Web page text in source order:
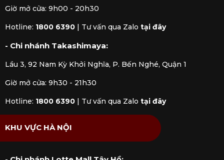
Giờ mở cửa: 9h00 - 20h30
Hotline: 1800 6390 Tư vấn qua Zalo tại đây
- Chi nhánh Takashimaya:
Lầu 3, 92 Nam Kỳ Khởi Nghĩa, P. Bến Nghé, Quận 1
Giờ mở cửa: 9h30 - 21h30
Hotline: 1800 6390 Tư vấn qua Zalo tại đây
KHU VỰC HÀ NỘI